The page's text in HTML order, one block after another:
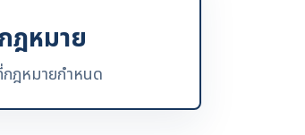
ฎหมาย
กฎหมายกำหนด